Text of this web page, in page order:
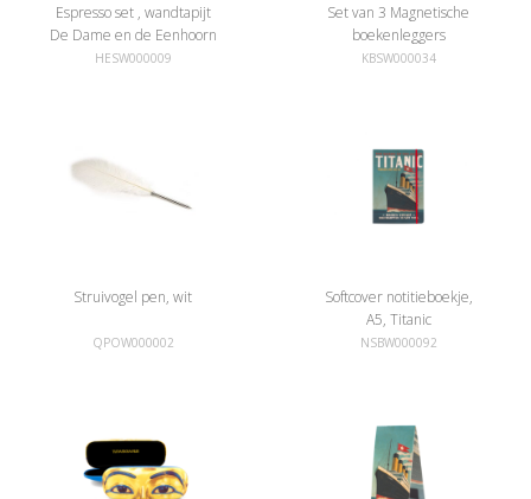
Espresso set , wandtapijt
De Dame en de Eenhoorn
HESW000009
Set van 3 Magnetische
boekenleggers
,Wandkleed Dame met de
KBSW000034
Struivogel pen, wit
QPOW000002
Softcover notitieboekje,
A5, Titanic
NSBW000092